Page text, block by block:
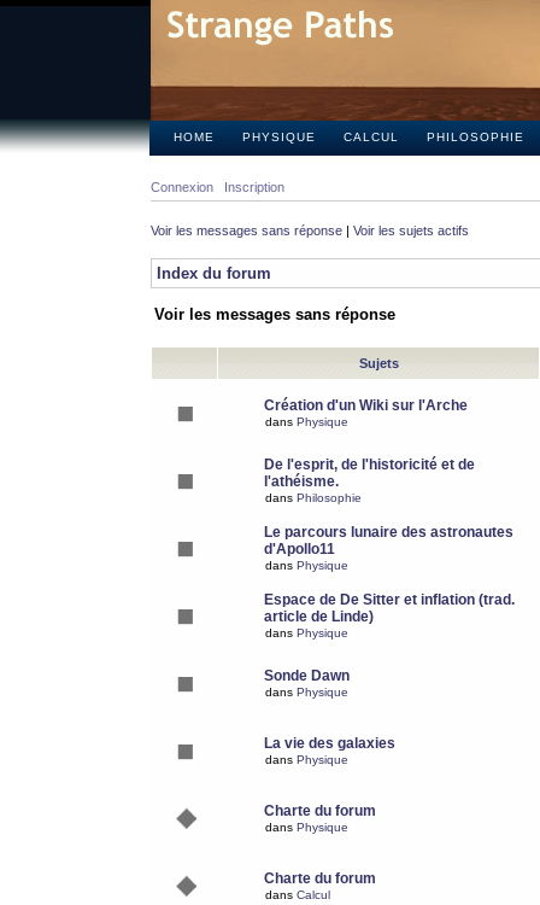
HOME PHYSIQUE CALCUL PHILOSOPHIE
Connexion Inscription
Voir les messages sans réponse | Voir les sujets actifs
Index du forum
Voir les messages sans réponse
Sujets
Création d'un Wiki sur l'Arche
dans Physique
De l'esprit, de l'historicité et de
l'athéisme.
dans Philosophie
Le parcours lunaire des astronautes
d'Apollo11
dans Physique
Espace de De Sitter et inflation (trad.
article de Linde)
dans Physique
Sonde Dawn
dans Physique
La vie des galaxies
dans Physique
Charte du forum
dans Physique
Charte du forum
dans Calcul